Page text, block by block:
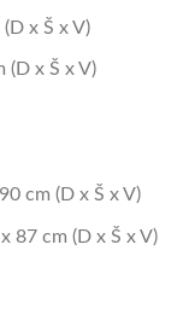
x Š x V)
(D x Š x V)
cm (D x Š x V)
87 cm (D x Š x V)